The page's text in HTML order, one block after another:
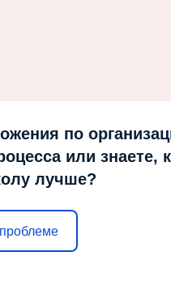
по
или знаете,
лучше?